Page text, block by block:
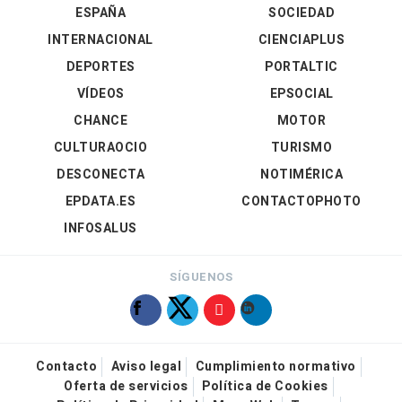
ESPAÑA
INTERNACIONAL
DEPORTES
VÍDEOS
SOCIEDAD
CIENCIAPLUS
PORTALTIC
EPSOCIAL
CHANCE
CULTURAOCIO
DESCONECTA
EPDATA.ES
INFOSALUS
MOTOR
TURISMO
NOTIMÉRICA
CONTACTOPHOTO
SÍGUENOS
Contacto Aviso legal
Cumplimiento normativo
Oferta de servicios
Política de Cookies